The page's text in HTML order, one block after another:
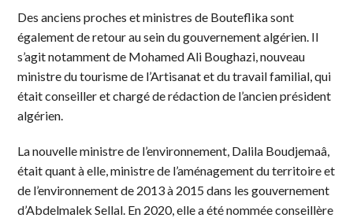
Des anciens proches et ministres de Bouteflika sont
également de retour au sein du gouvernement algérien. Il
s’agit notamment de Mohamed Ali Boughazi, nouveau
ministre du tourisme de l’Artisanat et du travail familial, qui
était conseiller et chargé de rédaction de l’ancien président
algérien.
La nouvelle ministre de l’environnement, Dalila Boudjemaâ,
était quant à elle, ministre de l’aménagement du territoire et
de l’environnement de 2013 à 2015 dans les gouvernement
d’Abdelmalek Sellal. En 2020, elle a été nommée conseillère